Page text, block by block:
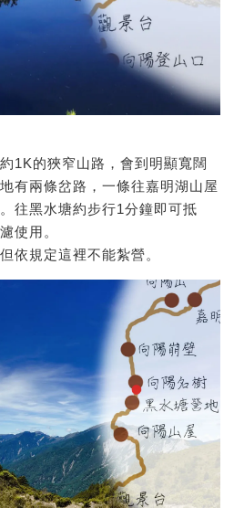
1K的狹窄山路，會到明顯寬闊
有兩條岔路，一條往嘉明湖山屋
往黑水塘約步行1分鐘即可抵
使用。
依規定這裡不能紮營。